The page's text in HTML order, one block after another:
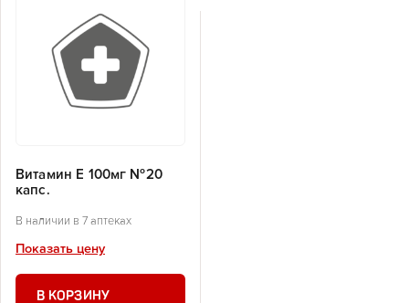
Витамин Е 100мг №20
капс.
В наличии в 7 аптеках
Показать цену
В КОРЗИНУ